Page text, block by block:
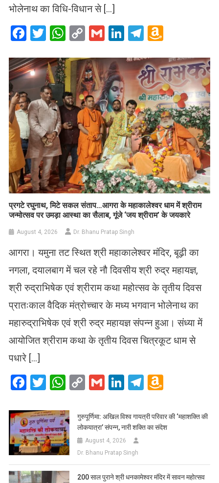
भोलेनाथ का विधि-विधान से […]
Facebook
Twitter
WhatsApp
CopyGmailLinkedIn
Telegram
List
प्रगटे रघुनाथ, मिटे सकल संताप…आगरा के महाकालेश्वर धाम में श्रीराम
जन्मोत्सव पर उमड़ा आस्था का सैलाब, गूंजे ‘जय श्रीराम’ के जयकारे
August 4, 2026 Dr. Bhanu Pratap Singh
आगरा। यमुना तट स्थित श्री महाकालेश्वर मंदिर, बूढ़ी का
नगला, दयालबाग में चल रहे नौ दिवसीय श्री रुद्र महायज्ञ,
श्री रुद्राभिषेक एवं श्रीराम कथा महोत्सव के तृतीय दिवस
प्रातःकाल वैदिक मंत्रोच्चार के मध्य भगवान भोलेनाथ का
महारुद्राभिषेक एवं श्री रुद्र महायज्ञ संपन्न हुआ। संध्या में
आयोजित श्रीराम कथा के तृतीय दिवस चित्रकूट धाम से
पधारे […]
Facebook
Twitter
WhatsApp
CopyGmailLinkedIn
Telegram
List
गुरुपूर्णिमा: अखिल विश्व गायत्री परिवार की ‘महाशक्ति की
लोकयात्रा’ संपन्न, नारी शक्ति का संदेश
August 4, 2026
Dr. Bhanu Pratap Singh
200 साल पुराने श्री धनकामेश्वर मंदिर में सावन महोत्सव